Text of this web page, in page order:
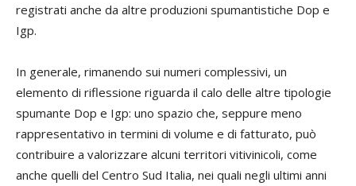
registrati anche da altre produzioni spumantistiche Dop e
Igp.
In generale, rimanendo sui numeri complessivi, un
elemento di riflessione riguarda il calo delle altre tipologie
spumante Dop e Igp: uno spazio che, seppure meno
rappresentativo in termini di volume e di fatturato, può
contribuire a valorizzare alcuni territori vitivinicoli, come
anche quelli del Centro Sud Italia, nei quali negli ultimi anni